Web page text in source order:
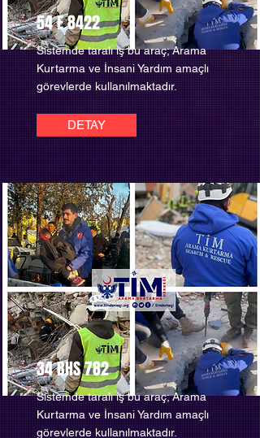
54 E 8422
Sistemde taralı iş bu araç; Arama
Kurtarma ve İnsani Yardım amaçlı
görevlerde kullanılmaktadır.
DETAY
34 BHS 782
Sistemde taralı iş bu araç; Arama
Kurtarma ve İnsani Yardım amaçlı
görevlerde kullanılmaktadır.